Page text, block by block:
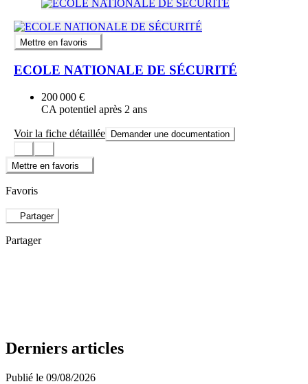
Mettre en favoris
ECOLE NATIONALE DE SÉCURITÉ
200 000 €
CA potentiel après 2 ans
Voir la fiche détaillée Demander une documentation
Mettre en favoris
Favoris
Partager
Partager
Derniers articles
Publié le 09/08/2026